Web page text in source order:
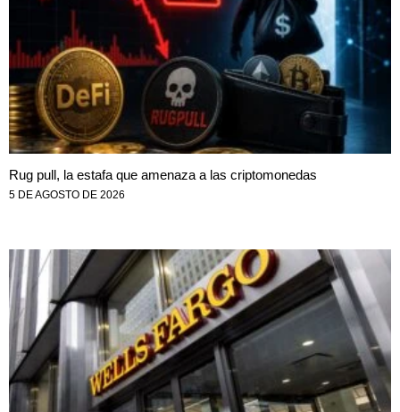
Rug pull, la estafa que amenaza a las criptomonedas
5 DE AGOSTO DE 2026